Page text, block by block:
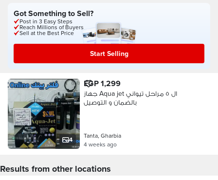
Got Something to Sell?
Post in 3 Easy Steps
Reach Millions of Buyers
Sell at the Best Price
Start Selling
4
EGP 1,299
جهاز Aqua jet ال ٥ مراحل تيواني
بالضمان و التوصيل
Tanta, Gharbia
4 weeks ago
Results from other locations